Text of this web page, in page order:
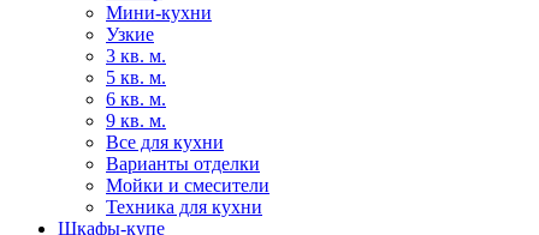
Мини-кухни
Узкие
3 кв. м.
5 кв. м.
6 кв. м.
9 кв. м.
Все для кухни
Варианты отделки
Мойки и смесители
Техника для кухни
Шкафы-купе